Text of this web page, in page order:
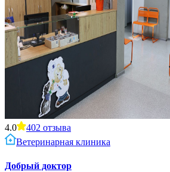
4.0 402 отзыва
Ветеринарная клиника
Добрый доктор